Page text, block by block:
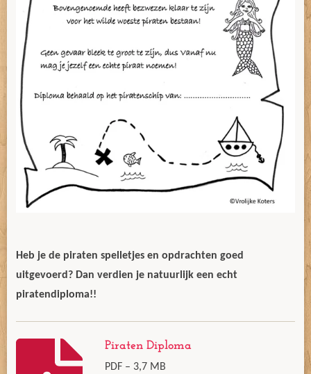
Heb je de piraten spelletjes en opdrachten goed
uitgevoerd? Dan verdien je natuurlijk een echt
piratendiploma!!
Piraten Diploma
PDF – 3,7 MB